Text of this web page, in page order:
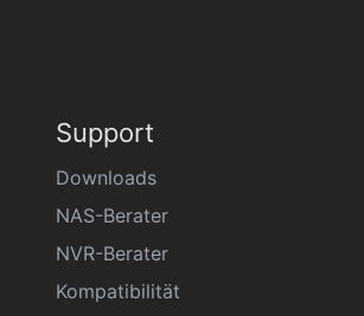
Support
Downloads
NAS-Berater
NVR-Berater
Kompatibilität